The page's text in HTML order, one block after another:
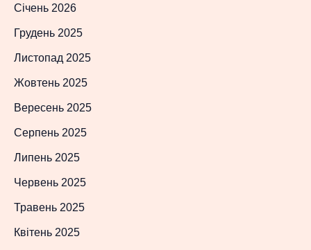
Січень 2026
Грудень 2025
Листопад 2025
Жовтень 2025
Вересень 2025
Серпень 2025
Липень 2025
Червень 2025
Травень 2025
Квітень 2025